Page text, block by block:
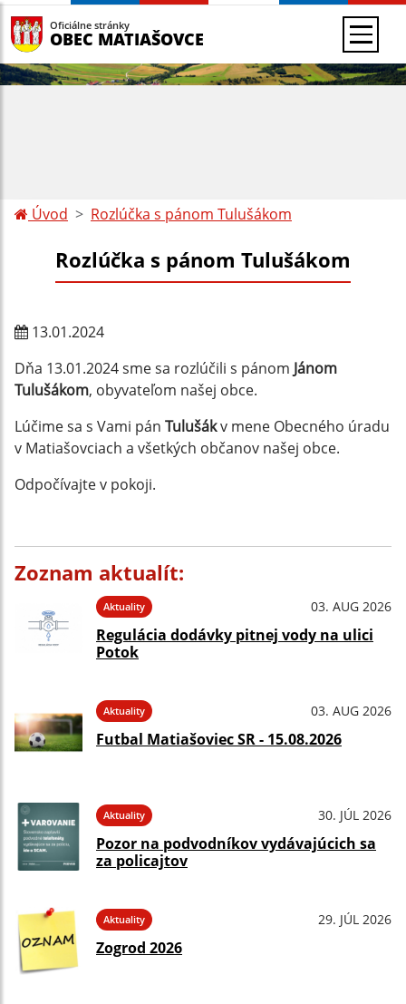
Oficiálne stránky
OBEC MATIAŠOVCE
Úvod Rozlúčka s pánom Tulušákom
Rozlúčka s pánom Tulušákom
13.01.2024
Dňa 13.01.2024 sme sa rozlúčili s pánom Jánom
Tulušákom, obyvateľom našej obce.
Lúčime sa s Vami pán Tulušákv mene Obecného úradu
v Matiašovciach a všetkých občanov našej obce.
Odpočívajte v pokoji.
Zoznam aktualít:
Aktuality 03. AUG 2026
Regulácia dodávky pitnej vody na ulici
Potok
Aktuality 03. AUG 2026
Futbal Matiašoviec SR - 15.08.2026
Aktuality 30. JÚL 2026
Pozor na podvodníkov vydávajúcich sa
za policajtov
Aktuality 29. JÚL 2026
Zogrod 2026